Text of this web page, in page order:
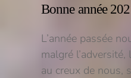
Bonne année
L’année passée
malgré l’adversité,
au creux de nous,